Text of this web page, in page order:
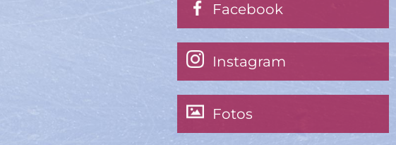
Facebook
Instagram
Fotos